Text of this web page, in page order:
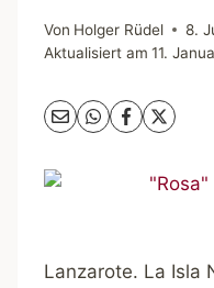
Von Holger Rüdel
8.
Aktualisiert am 11.
Lanzarote. La Isla